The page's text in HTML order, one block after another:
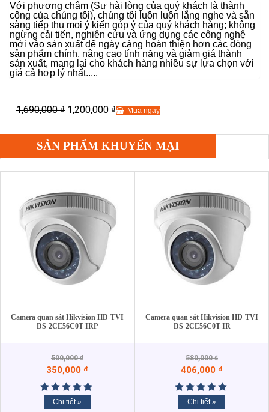
Với phương châm (Sự hài lòng của quý khách là thành
công của chúng tôi), chúng tôi luôn luôn lắng nghe và sẵn
sàng tiếp thu mọi ý kiến góp ý của quý khách hàng; không
ngừng cải tiến, nghiên cứu và ứng dụng các công nghệ
mới vào sản xuất để ngày càng hoàn thiện hơn các dòng
sản phẩm chính, nâng cao tính năng và giảm giá thành
sản xuất, mang lại cho khách hàng nhiều sự lựa chọn với
giá cả hợp lý nhất.....
1,690,000₫ 1,200,000 ₫ Mua ngay
SẢN PHẨM KHUYẾN MẠI
Camera quan sát Hikvision HD-TVI
DS-2CE56C0T-IRP
500,000₫
350,000 ₫
Chi tiết »
Camera quan sát Hikvision HD-TVI
DS-2CE56C0T-IR
580,000₫
406,000 ₫
Chi tiết »